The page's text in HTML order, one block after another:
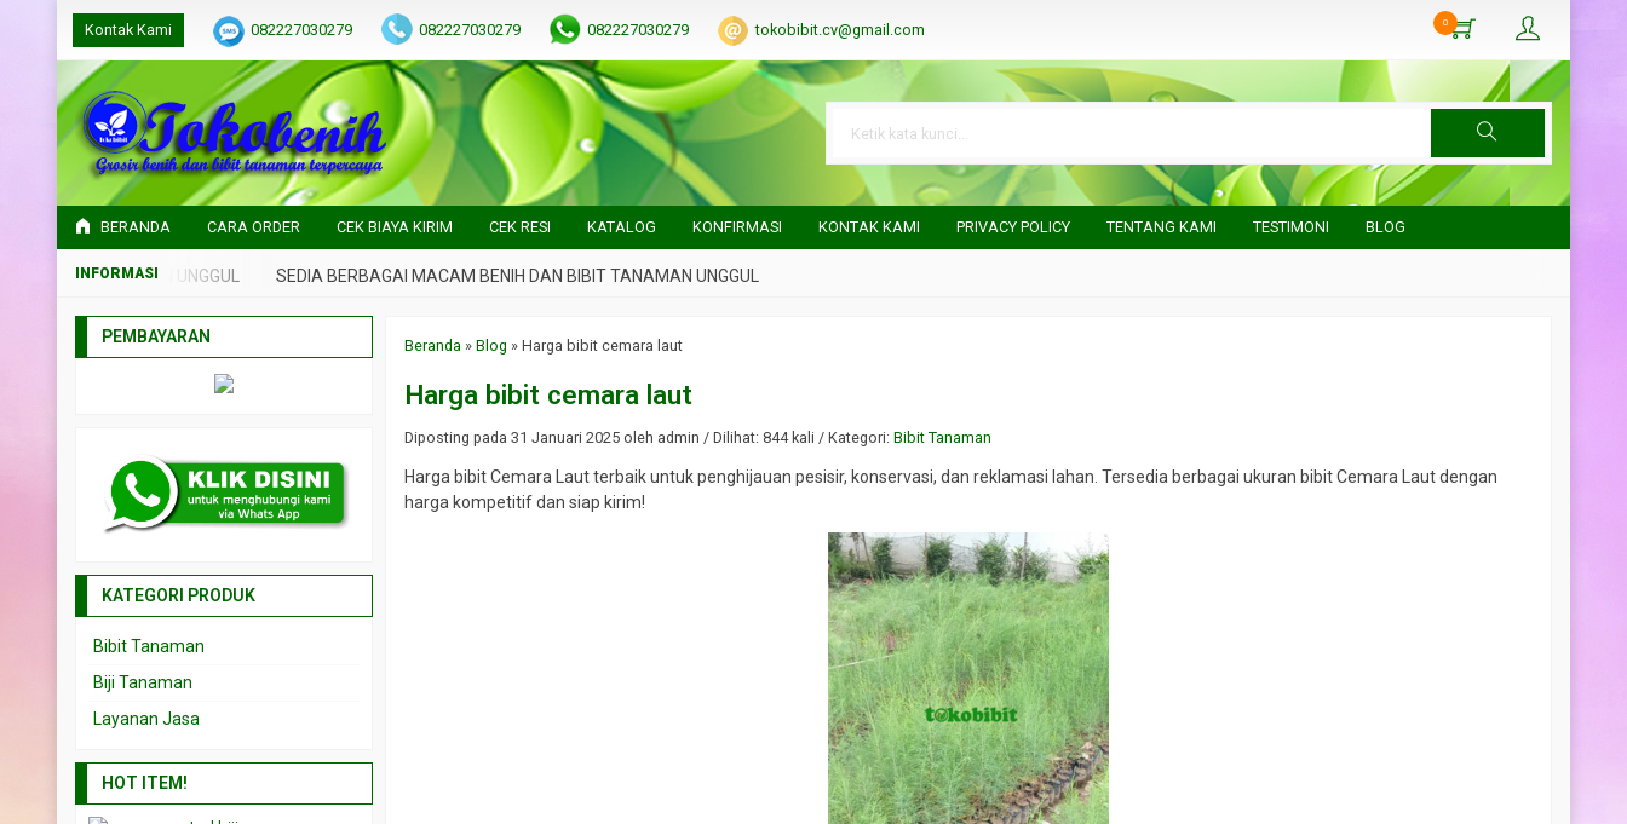
Kontak Kami 082227030279 082227030279 082227030279 tokobibit.cv@gmail.com 0
BERANDA CARA ORDER CEK BIAYA KIRIM CEK RESI KATALOG KONFIRMASI KONTAK KAMI PRIVACY POLICY TENTANG KAMI TESTIMONI BLOG
TANAMAN UNGGUL SEDIA BERBAGAI MACAM BENIH DAN BIBIT TANAMAN UNGGUL
Beranda »Blog »Harga bibit cemara laut
Harga bibit cemara laut
Diposting pada 31 Januari 2025 oleh admin / Dilihat: 844 kali / Kategori:Bibit Tanaman
Harga bibit Cemara Laut terbaik untuk penghijauan pesisir, konservasi, dan reklamasi lahan. Tersedia berbagai ukuran bibit Cemara Laut dengan
harga kompetitif dan siap kirim!
PEMBAYARAN
KATEGORI PRODUK
Bibit Tanaman
Biji Tanaman
Layanan Jasa
HOT ITEM!